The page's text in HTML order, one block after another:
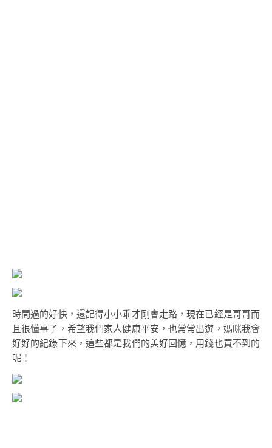
時間過的好快，還記得小小乖才剛會走路，現在已經是哥哥而
且很懂事了，希望我們家人健康平安，也常常出遊，媽咪我會
好好的紀錄下來，這些都是我們的美好回憶，用錢也買不到的
呢！